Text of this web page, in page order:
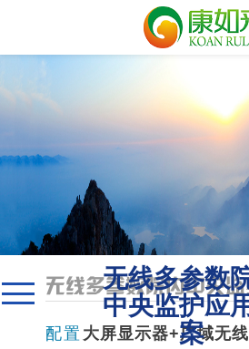
无线多参数
中央监护应
案
无线多参数院内中央
配置 大屏显示器+广域无